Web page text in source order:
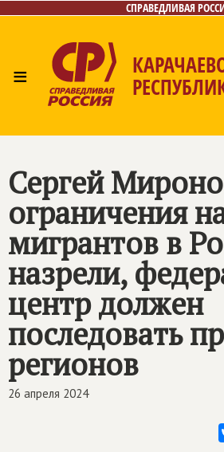
СПРАВЕДЛИВАЯ
≡
Сергей
ограничения
мигрантов в
назрели,
центр должен
последовать
регионов
26 апреля 2024